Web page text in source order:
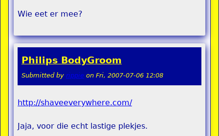
Wie eet er mee?
Philips BodyGroom
Submitted by rippie on Fri, 2007-07-06 12:08
http://shaveeverywhere.com/
Jaja, voor die echt lastige plekjes.